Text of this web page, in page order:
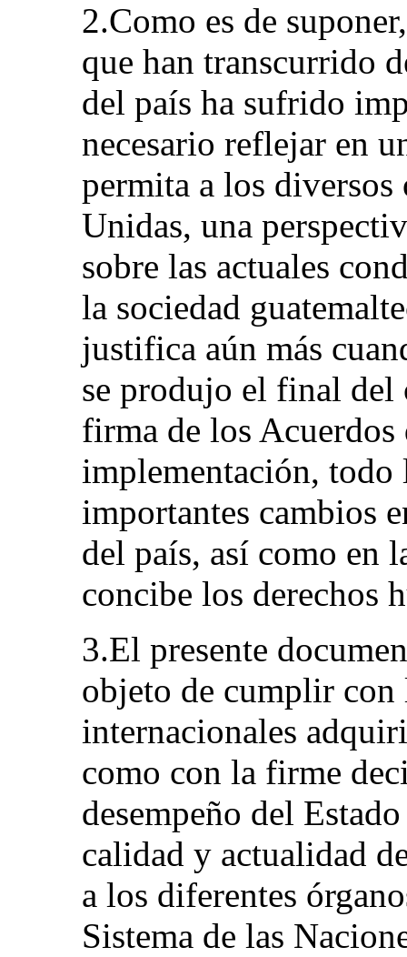
2.Como es de
que han transcurrido
del país ha sufrido
necesario reflejar en
permita a los diversos
Unidas, una
sobre las actuales
la sociedad
justifica aún más
se produjo el final
firma de los Acuerdos
implementación,
importantes cambios
del país, así como en
concibe los derechos
3.El presente
objeto de cumplir con
internacionales
como con la firme
desempeño del
calidad y actualidad
a los diferentes
Sistema de las